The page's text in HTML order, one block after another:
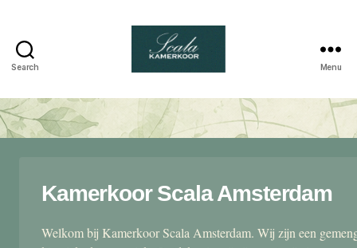
Search
kamerkoor
Menu
Kamerkoor Scala Amsterdam
Welkom bij Kamerkoor Scala Amsterdam. Wij zijn een